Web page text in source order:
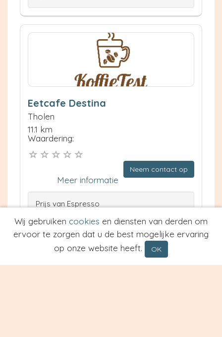
Eetcafe Destina
Tholen
11.1 km
Waardering:
Neem contact op
Meer informatie
Prijs van Espresso
Prijs van Cappuccino
Type
Wij gebruiken cookies en diensten van derden om
ervoor te zorgen dat u de best mogelijke ervaring
op onze website heeft.
OK